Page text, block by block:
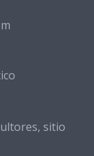
sitio